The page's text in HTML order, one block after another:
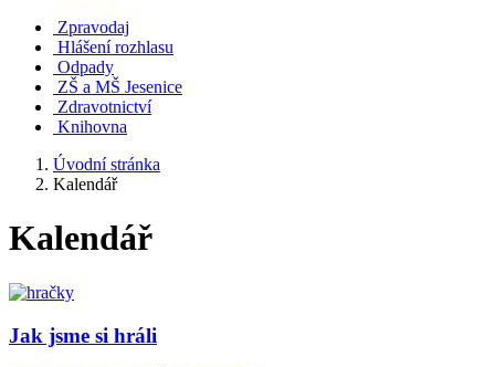
Zpravodaj
Hlášení rozhlasu
Odpady
ZŠ a MŠ Jesenice
Zdravotnictví
Knihovna
Úvodní stránka
Kalendář
Kalendář
Jak jsme si hráli